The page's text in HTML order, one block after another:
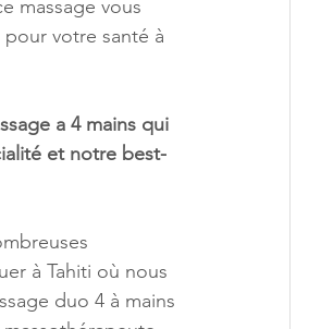
massage vous
votre santé à
a 4 mains qui
et notre best-
à Tahiti où nous
duo 4 à mains